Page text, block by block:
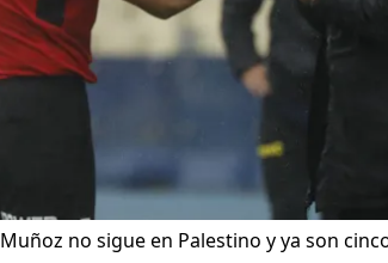
no sigue en Palestino y ya son